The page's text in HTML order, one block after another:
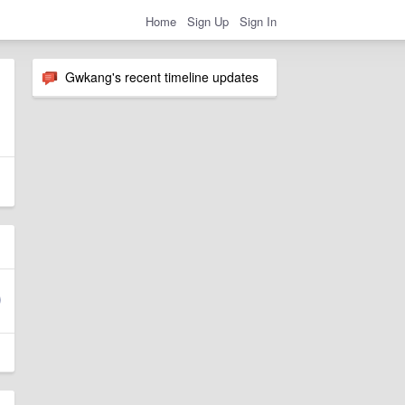
Home Sign Up Sign In
Gwkang's recent timeline updates